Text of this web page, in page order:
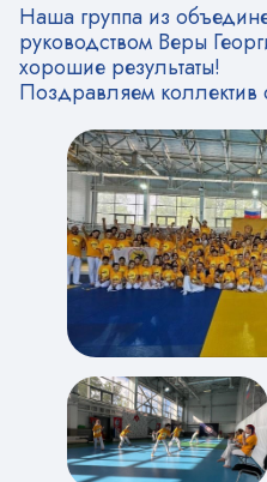
Наша группа из
руководством Веры
хорошие результаты!
Поздравляем